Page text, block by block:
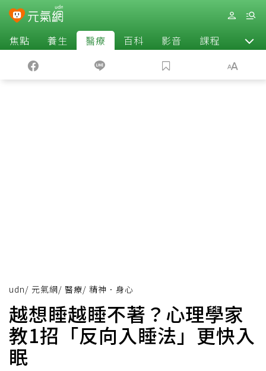
焦點 養生 醫療 百科 影音 課程 退休
udn/ 元氣網/ 醫療/ 精神．身心
越想睡越睡不著？心理學家
教1招「反向入睡法」更快入
眠